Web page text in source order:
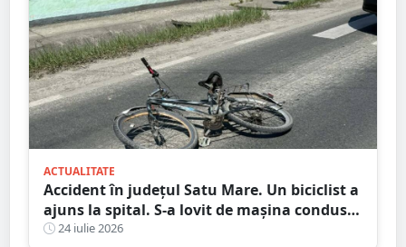
ACTUALITATE
Accident în județul Satu Mare. Un biciclist a
ajuns la spital. S-a lovit de mașina condusă
de un tânăr șofer
24 iulie 2026